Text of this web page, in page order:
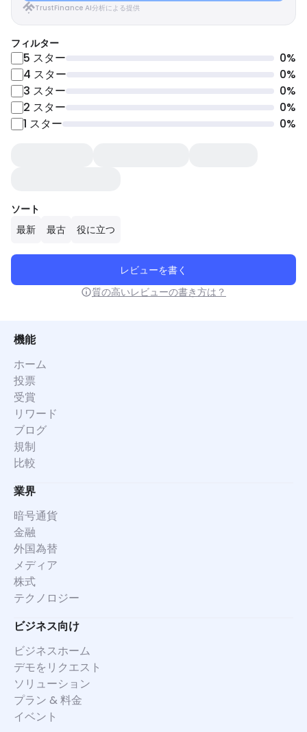
TrustFinance AI分析による提供
フィルター
5 スター 0%
4 スター 0%
3 スター 0%
2 スター 0%
1 スター 0%
ソート
最新
最古 役に立つ
レビューを書く
質の高いレビューの書き方は？
機能
ホーム
投票
受賞
リワード
ブログ
規制
比較
業界
暗号通貨
金融
外国為替
メディア
株式
テクノロジー
ビジネス向け
ビジネスホーム
デモをリクエスト
ソリューション
プラン & 料金
イベント